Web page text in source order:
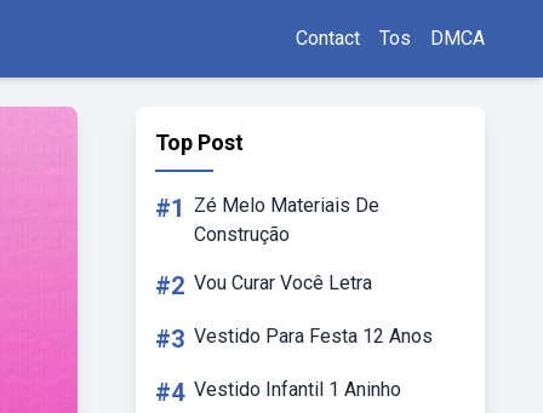
Contact Tos DMCA
Top Post
#1
Zé Melo Materiais De
Construção
#2 Vou Curar Você Letra
#3 Vestido Para Festa 12 Anos
#4 Vestido Infantil 1 Aninho